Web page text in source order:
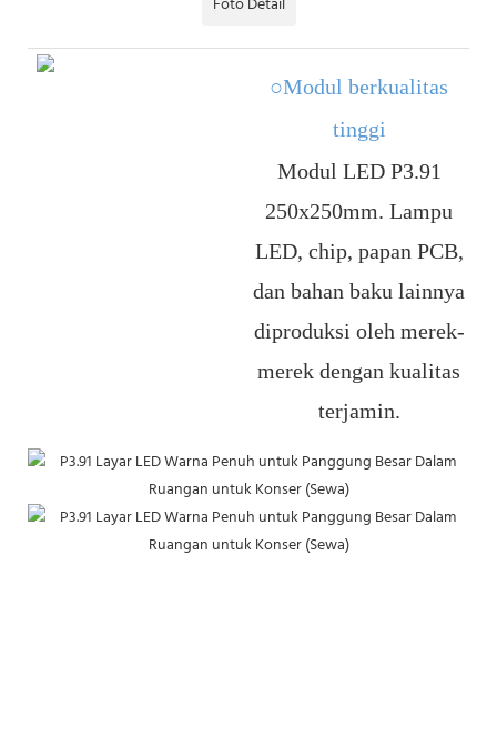
Foto Detail
○Modul berkualitas
tinggi
Modul LED P3.91
250x250mm. Lampu
LED, chip, papan PCB,
dan bahan baku lainnya
diproduksi oleh merek-
merek dengan kualitas
terjamin.